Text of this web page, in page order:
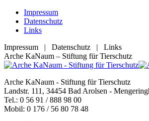
Zum
Inhalt
springen
Impressum
Datenschutz
Links
Impressum | Datenschutz | Links
Facebook
page
in
new
window
YouTube
page
in
new
window
RSS
page
in
new
window
E-
Mail
opens
in
new
window
Arche KaNaum – Stiftung für Tierschutz
Arche KaNaum - Stiftung für Tierschutz
Landstr. 111, 34454 Bad Arolsen -
Tel.: 0 56 91 / 888 98 00
Mobil: 0 176 / 56 80 78 48